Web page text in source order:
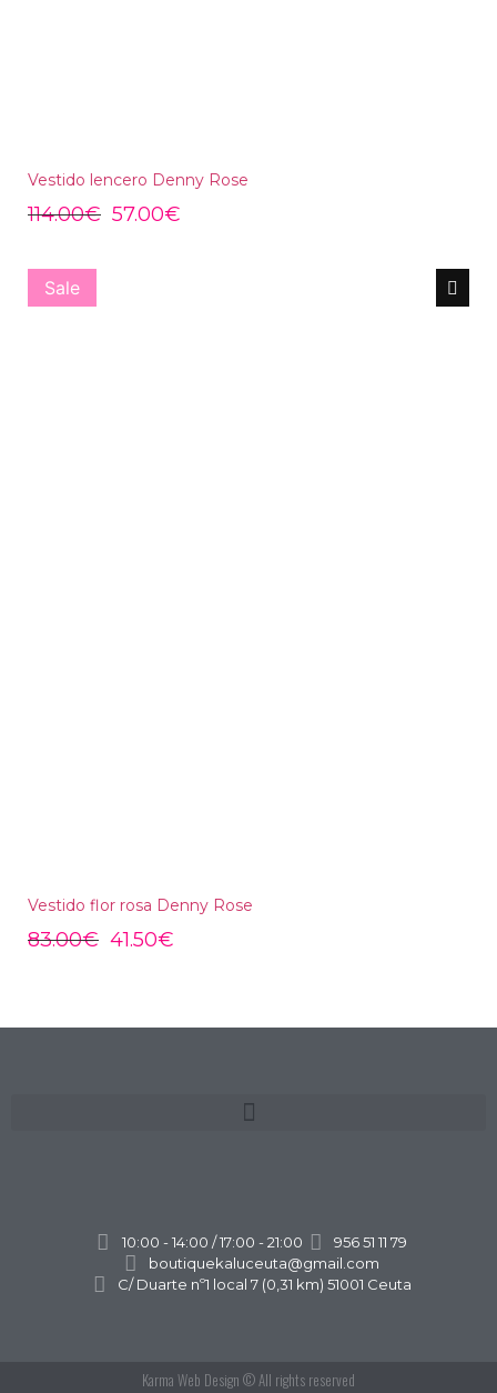
Vestido lencero Denny Rose
114.00€ 57.00€
Sale
Vestido flor rosa Denny Rose
83.00€ 41.50€
10:00 - 14:00 / 17:00 - 21:00
956 51 11 79
boutiquekaluceuta@gmail.com
C/ Duarte nº1 local 7 (0,31 km) 51001 Ceuta
Karma Web Design © All rights reserved